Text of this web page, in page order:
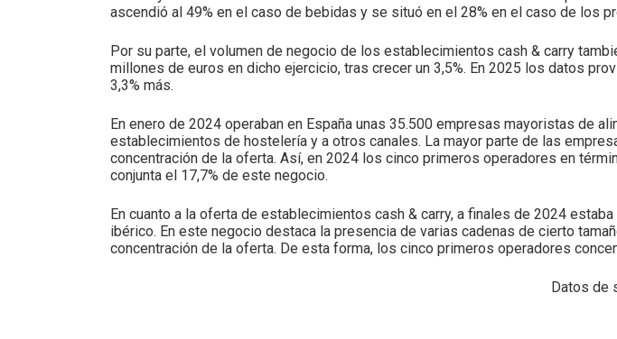
ascendió al 49% en el caso de bebidas y se situó en el 28% en el caso de los
Por su parte, el volumen de negocio de los establecimientos cash & carry
millones de euros en dicho ejercicio, tras crecer un 3,5%. En 2025 los datos
3,3% más.
En enero de 2024 operaban en España unas 35.500 empresas mayoristas de
establecimientos de hostelería y a otros canales. La mayor parte de las
concentración de la oferta. Así, en 2024 los cinco primeros operadores en
conjunta el 17,7% de este negocio.
En cuanto a la oferta de establecimientos cash & carry, a finales de 2024
ibérico. En este negocio destaca la presencia de varias cadenas de cierto
concentración de la oferta. De esta forma, los cinco primeros operadores
Datos de